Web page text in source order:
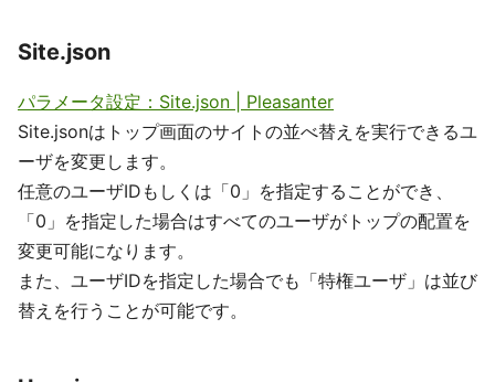
Site.json
パラメータ設定：Site.json | Pleasanter
Site.jsonはトップ画面のサイトの並べ替えを実行できるユ
ーザを変更します。
任意のユーザIDもしくは「0」を指定することができ、
「0」を指定した場合はすべてのユーザがトップの配置を
変更可能になります。
また、ユーザIDを指定した場合でも「特権ユーザ」は並び
替えを行うことが可能です。